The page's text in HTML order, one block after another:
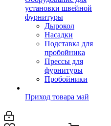
установки швейной
фурнитуры
Дырокол
Насадки
Подставка для
пробойника
Прессы для
фурнитуры
Пробойники
Приход товара май